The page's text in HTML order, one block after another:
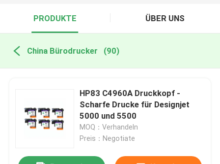
PRODUKTE ÜBER UNS
China Bürodrucker (90)
HP83 C4960A Druckkopf -
Scharfe Drucke für Designjet
5000 und 5500
MOQ：Verhandeln
Preis：Negotiate